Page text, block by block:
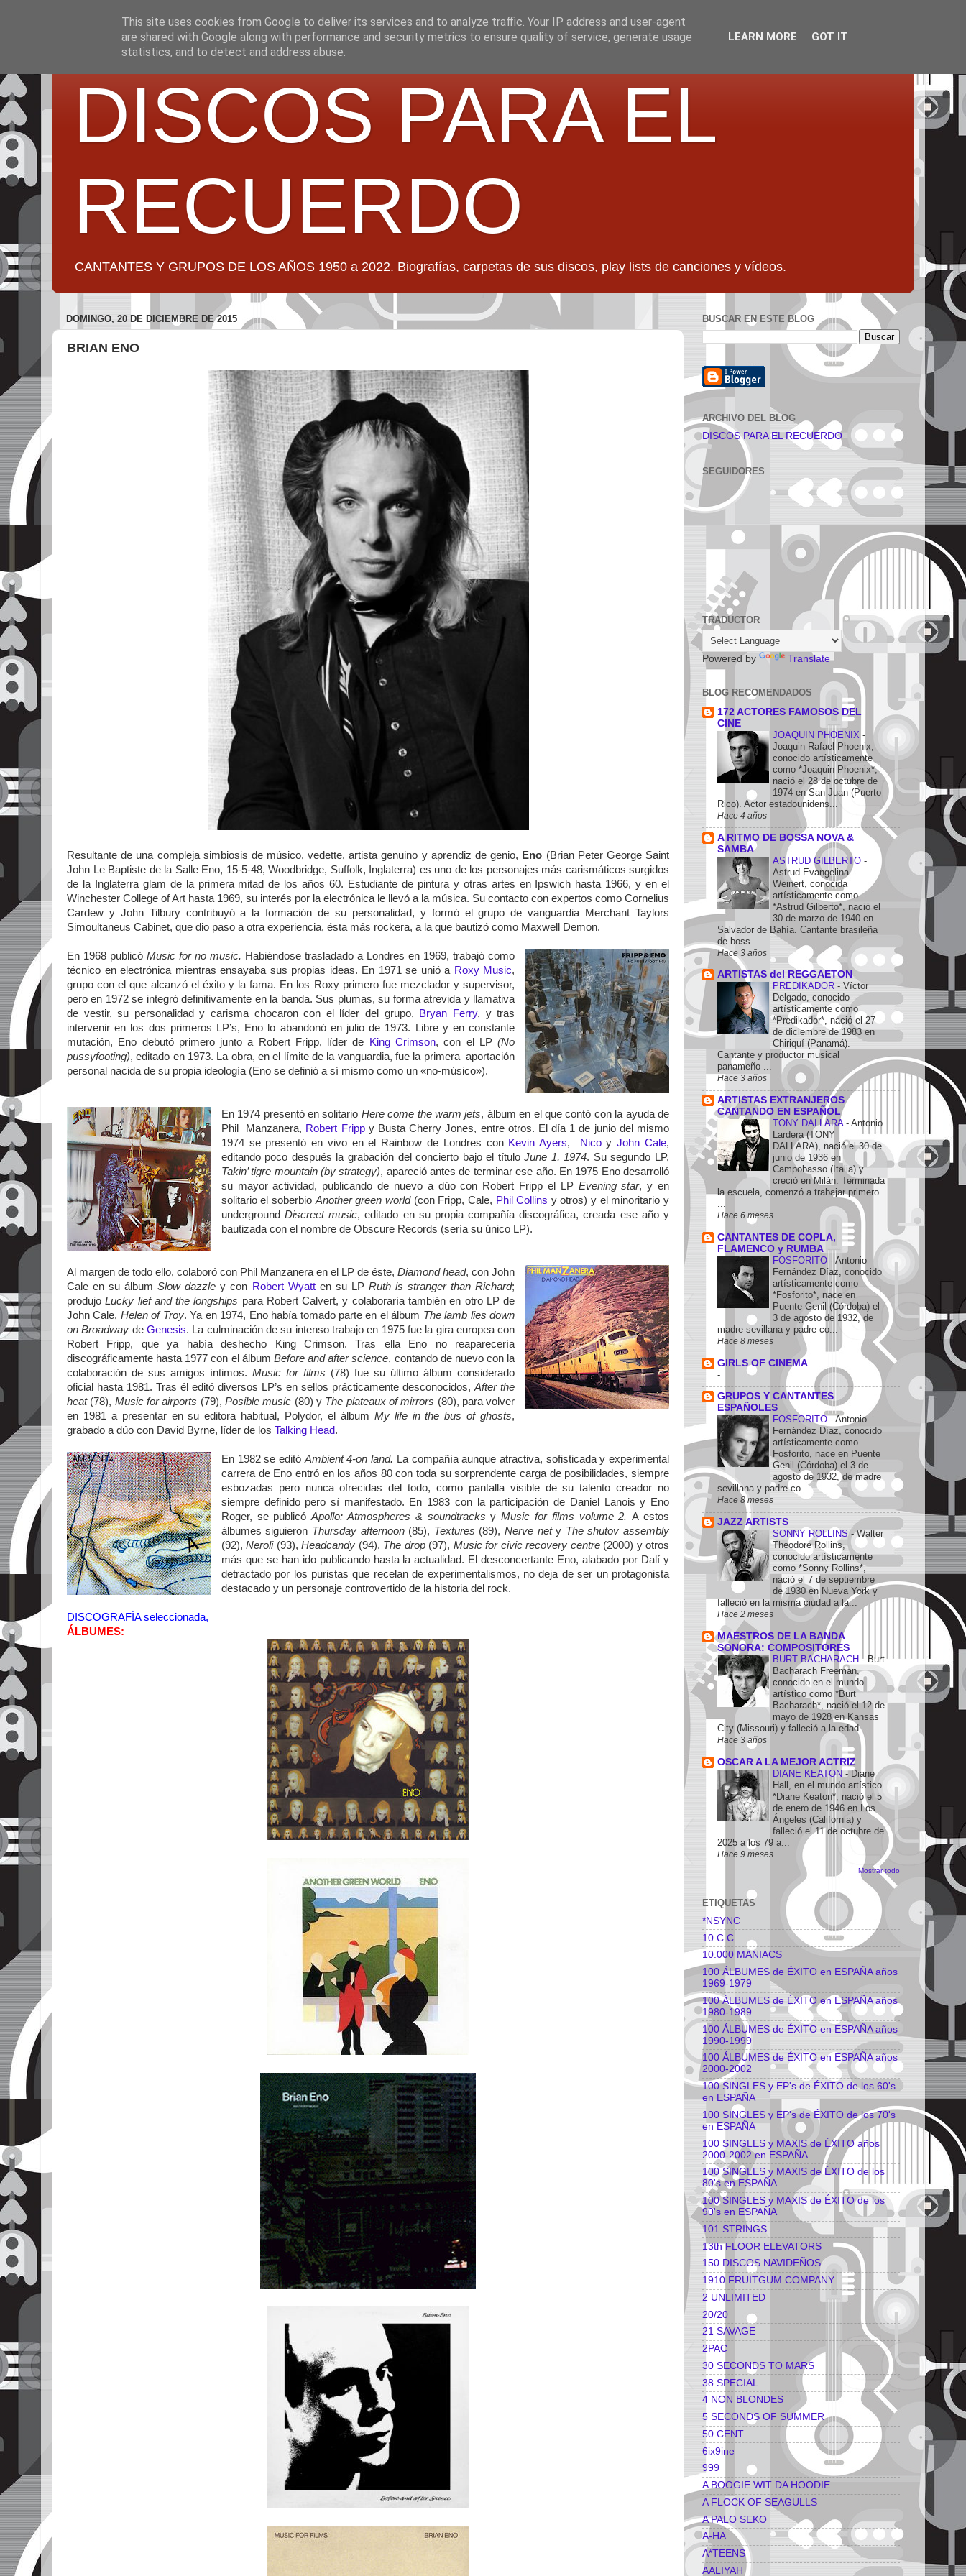
DISCOS PARA EL
RECUERDO
CANTANTES Y GRUPOS DE LOS AÑOS 1950 a 2022. Biografías, carpetas de sus discos, play lists de canciones y vídeos.
DOMINGO, 20 DE DICIEMBRE DE 2015
BRIAN ENO
Resultante de una compleja simbiosis de músico, vedette, artista genuino y aprendiz de genio, Eno (Brian Peter George Saint
John Le Baptiste de la Salle Eno, 15-5-48, Woodbridge, Suffolk, Inglaterra) es uno de los personajes más carismáticos surgidos
de la Inglaterra glam de la primera mitad de los años 60. Estudiante de pintura y otras artes en Ipswich hasta 1966, y en el
Winchester College of Art hasta 1969, su interés por la electrónica le llevó a la música. Su contacto con expertos como Cornelius
Cardew y John Tilbury contribuyó a la formación de su personalidad, y formó el grupo de vanguardia Merchant Taylors
Simoultaneus Cabinet, que dio paso a otra experiencia, ésta más rockera, a la que bautizó como Maxwell Demon.
En 1968 publicóMusic for no music. Habiéndose trasladado a Londres en 1969, trabajó como
técnico en electrónica mientras ensayaba sus propias ideas. En 1971 se unió a Roxy Music,
grupo con el que alcanzó el éxito y la fama. En los Roxy primero fue mezclador y supervisor,
pero en 1972 se integró definitivamente en la banda. Sus plumas, su forma atrevida y llamativa
de vestir, su personalidad y carisma chocaron con el líder del grupo,
Bryan Ferry, y tras
intervenir en los dos primeros LP’s, Eno lo abandonó en julio de 1973. Libre y en constante
mutación, Eno debutó primero junto a Robert Fripp, líder de
King Crimson, con el LP(No
pussyfooting), editado en 1973. La obra, en el límite de la vanguardia, fue la primera aportación
personal nacida de su propia ideología (Eno se definió a sí mismo como un «no-músico»).
En 1974 presentó en solitario Here come the warm jets, álbum en el que contó con la ayuda de
Phil Manzanera, Robert Frippy Busta Cherry Jones, entre otros. El día 1 de junio del mismo
1974 se presentó en vivo en el Rainbow de Londres con Kevin Ayers, NicoyJohn Cale,
editando poco después la grabación del concierto bajo el títuloJune 1, 1974. Su segundo LP,
Takin’ tigre mountain (by strategy), apareció antes de terminar ese año. En 1975 Eno desarrolló
su mayor actividad, publicando de nuevo a dúo con Robert Fripp el LPEvening star, y en
solitario el soberbio Another green world(con Fripp, Cale, Phil Collins y otros) y el minoritario y
undergroundDiscreet music, editado en su propia compañía discográfica, creada ese año y
bautizada con el nombre de Obscure Records (sería su único LP).
Al margen de todo ello, colaboró con Phil Manzanera en el LP de éste, Diamond head, con John
Cale en su álbumSlow dazzle y con Robert Wyatten su LP Ruth is stranger than Richard;
produjoLucky lief and the longships para Robert Calvert, y colaboraría también en otro LP de
John Cale, Helen of Troy. Ya en 1974, Eno había tomado parte en el álbum The lamb lies down
on Broadway de Genesis. La culminación de su intenso trabajo en 1975 fue la gira europea con
Robert Fripp, que ya había deshecho King Crimson. Tras ella Eno no reaparecería
discográficamente hasta 1977 con el álbum Before and after science, contando de nuevo con la
colaboración de sus amigos íntimos.Music for films (78) fue su último álbum considerado
oficial hasta 1981. Tras él editó diversos LP’s en sellos prácticamente desconocidos,After the
heat (78), Music for airports (79), Posible music (80) y The plateaux of mirrors (80), para volver
en 1981 a presentar en su editora habitual, Polydor, el álbum My life in the bus of ghosts,
grabado a dúo con David Byrne, líder de los Talking Head.
En 1982 se editó Ambient 4-on land. La compañía aunque atractiva, sofisticada y experimental
carrera de Eno entró en los años 80 con toda su sorprendente carga de posibilidades, siempre
esbozadas pero nunca ofrecidas del todo, como pantalla visible de su talento creador no
siempre definido pero sí manifestado. En 1983 con la participación de Daniel Lanois y Eno
Roger, se publicóApollo: Atmospheres & soundtracksy Music for films volume 2. A estos
álbumes siguieron Thursday afternoon (85), Textures (89),Nerve nety The shutov assembly
(92),Neroli (93),Headcandy (94), The drop (97), Music for civic recovery centre (2000) y otros
más que se han ido publicando hasta la actualidad. El desconcertante Eno, alabado por Dalí y
detractado por los puristas que recelan de experimentalismos, no deja de ser un protagonista
destacado y un personaje controvertido de la historia del rock.
DISCOGRAFÍA seleccionada,
ÁLBUMES:
BUSCAR EN ESTE BLOG
ARCHIVO DEL BLOG
DISCOS PARA EL RECUERDO
SEGUIDORES
TRADUCTOR
Powered by Translate
BLOG RECOMENDADOS
172 ACTORES FAMOSOS DEL
CINE
JOAQUIN PHOENIX -
Joaquin Rafael Phoenix,
conocido artísticamente
como *Joaquin Phoenix*,
nació el 28 de octubre de
1974 en San Juan (Puerto
Rico). Actor estadounidens...
Hace 4 años
A RITMO DE BOSSA NOVA &
SAMBA
ASTRUD GILBERTO -
Astrud Evangelina
Weinert, conocida
artísticamente como
*Astrud Gilberto*, nació el
30 de marzo de 1940 en
Salvador de Bahía. Cantante brasileña
de boss...
Hace 3 años
ARTISTAS del REGGAETON
PREDIKADOR - Víctor
Delgado, conocido
artísticamente como
*Predikador*, nació el 27
de diciembre de 1983 en
Chiriquí (Panamá).
Cantante y productor musical
panameño ...
Hace 3 años
ARTISTAS EXTRANJEROS
CANTANDO EN ESPAÑOL
TONY DALLARA - Antonio
Lardera (TONY
DALLARA), nació el 30 de
junio de 1936 en
Campobasso (Italia) y
creció en Milán. Terminada
la escuela, comenzó a trabajar primero
...
Hace 6 meses
CANTANTES DE COPLA,
FLAMENCO y RUMBA
FOSFORITO - Antonio
Fernández Díaz, conocido
artísticamente como
*Fosforito*, nace en
Puente Genil (Córdoba) el
3 de agosto de 1932, de
madre sevillana y padre co...
Hace 8 meses
GIRLS OF CINEMA
-
GRUPOS Y CANTANTES
ESPAÑOLES
FOSFORITO-Antonio
Fernández Díaz, conocido
artísticamente como
Fosforito, nace en Puente
Genil (Córdoba) el 3 de
agosto de 1932, de madre
sevillana y padre co...
Hace 8 meses
JAZZ ARTISTS
SONNY ROLLINS-Walter
Theodore Rollins,
conocido artísticamente
como *Sonny Rollins*,
nació el 7 de septiembre
de 1930 en Nueva York y
falleció en la misma ciudad a la...
Hace 2 meses
MAESTROS DE LA BANDA
SONORA: COMPOSITORES
BURT BACHARACH - Burt
Bacharach Freeman,
conocido en el mundo
artístico como *Burt
Bacharach*, nació el 12 de
mayo de 1928 en Kansas
City (Missouri) y falleció a la edad ...
Hace 3 años
OSCAR A LA MEJOR ACTRIZ
DIANE KEATON-Diane
Hall, en el mundo artístico
*Diane Keaton*, nació el 5
de enero de 1946 en Los
Ángeles (California) y
falleció el 11 de octubre de
2025 a los 79 a...
Hace 9 meses
Mostrar todo
ETIQUETAS
*NSYNC
10 C.C.
10.000 MANIACS
100 ÁLBUMES de ÉXITO en ESPAÑA años
1969-1979
100 ÁLBUMES de ÉXITO en ESPAÑA años
1980-1989
100 ÁLBUMES de ÉXITO en ESPAÑA años
1990-1999
100 ÁLBUMES de ÉXITO en ESPAÑA años
2000-2002
100 SINGLES y EP's de ÉXITO de los 60's
en ESPAÑA
100 SINGLES y EP's de ÉXITO de los 70's
en ESPAÑA
100 SINGLES y MAXIS de ÉXITO años
2000-2002 en ESPAÑA
100 SINGLES y MAXIS de ÉXITO de los
80's en ESPAÑA
100 SINGLES y MAXIS de ÉXITO de los
90's en ESPAÑA
101 STRINGS
13th FLOOR ELEVATORS
150 DISCOS NAVIDEÑOS
1910 FRUITGUM COMPANY
2 UNLIMITED
20/20
21 SAVAGE
2PAC
30 SECONDS TO MARS
38 SPECIAL
4 NON BLONDES
5 SECONDS OF SUMMER
50 CENT
6ix9ine
999
A BOOGIE WIT DA HOODIE
A FLOCK OF SEAGULLS
A PALO SEKO
A-HA
A*TEENS
AALIYAH
This site uses cookies from Google to deliver its services and to analyze traffic. Your IP address and user-agent
are shared with Google along with performance and security metrics to ensure quality of service, generate usage
statistics, and to detect and address abuse.
LEARN MORE GOT IT